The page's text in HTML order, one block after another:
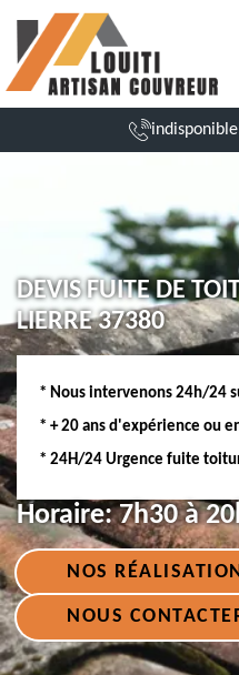
indisponible
DEVIS FUITE DE
LIERRE 37380
* Nous intervenons 24h/24
* + 20 ans d'expérience ou
* 24H/24 Urgence fuite
Horaire:7h30 à
NOS
NOUS